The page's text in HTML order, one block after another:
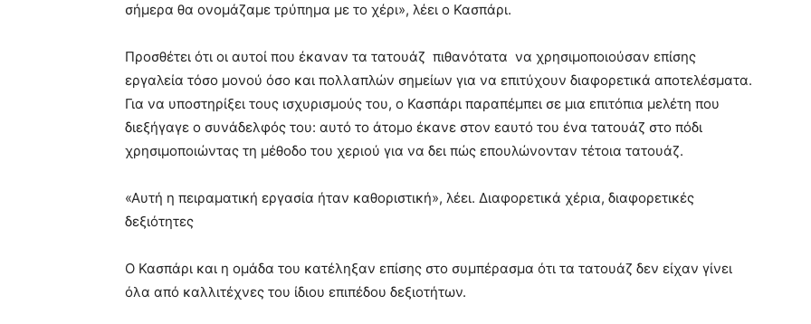
σήμερα θα ονομάζαμε τρύπημα με το χέρι», λέει ο Κασπάρι.
Προσθέτει ότι οι αυτοί που έκαναν τα τατουάζ πιθανότατα να χρησιμοποιούσαν επίσης
εργαλεία τόσο μονού όσο και πολλαπλών σημείων για να επιτύχουν διαφορετικά αποτελέσματα.
Για να υποστηρίξει τους ισχυρισμούς του, ο Κασπάρι παραπέμπει σε μια επιτόπια μελέτη που
διεξήγαγε ο συνάδελφός του: αυτό το άτομο έκανε στον εαυτό του ένα τατουάζ στο πόδι
χρησιμοποιώντας τη μέθοδο του χεριού για να δει πώς επουλώνονταν τέτοια τατουάζ.
«Αυτή η πειραματική εργασία ήταν καθοριστική», λέει. Διαφορετικά χέρια, διαφορετικές
δεξιότητες
Ο Κασπάρι και η ομάδα του κατέληξαν επίσης στο συμπέρασμα ότι τα τατουάζ δεν είχαν γίνει
όλα από καλλιτέχνες του ίδιου επιπέδου δεξιοτήτων.